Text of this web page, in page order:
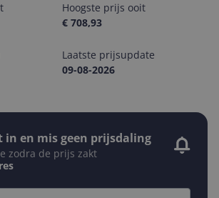
Hoogste prijs ooit
€ 708,93
Laatste prijsupdate
09-08-2026
in en mis geen prijsdaling
zodra de prijs zakt